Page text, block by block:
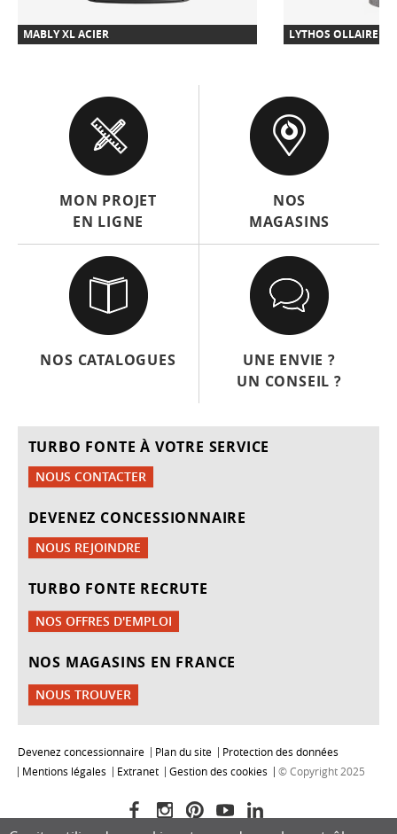
MABLY XL ACIER LYTHOS OLLAIRE
MON PROJET
EN LIGNE
NOS
MAGASINS
NOS CATALOGUES
UNE ENVIE ?
UN CONSEIL ?
TURBO FONTE À VOTRE SERVICE
NOUS CONTACTER
DEVENEZ CONCESSIONNAIRE
NOUS REJOINDRE
TURBO FONTE RECRUTE
NOS OFFRES D'EMPLOI
NOS MAGASINS EN FRANCE
NOUS TROUVER
Devenez concessionnaire Plan du site
Protection des données
Mentions légales
Extranet Gestion des cookies © Copyright 2025